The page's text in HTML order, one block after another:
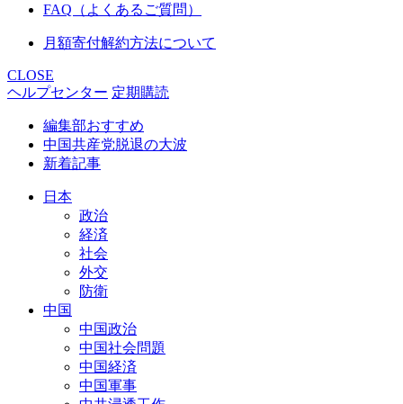
FAQ（よくあるご質問）
月額寄付解約方法について
CLOSE
ヘルプセンター 定期購読
編集部おすすめ
中国共産党脱退の大波
新着記事
日本
政治
経済
社会
外交
防衛
中国
中国政治
中国社会問題
中国経済
中国軍事